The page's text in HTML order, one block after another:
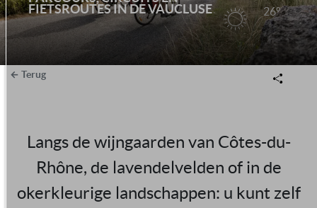
26°
FIETSROUTES IN DE VAUCLUSE
Terug
Langs de wijngaarden van Côtes-du-
Rhône, de lavendelvelden of in de
okerkleurige landschappen: u kunt zelf